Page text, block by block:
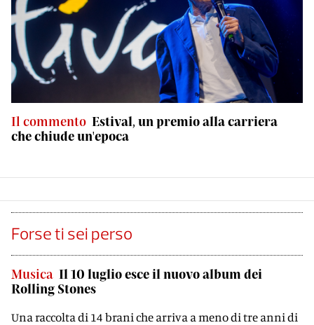
Il commento Estival, un premio alla carriera
che chiude un'epoca
Forse ti sei perso
Musica Il 10 luglio esce il nuovo album dei
Rolling Stones
Una raccolta di 14 brani che arriva a meno di tre anni di